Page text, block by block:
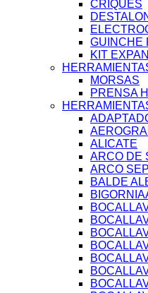
CRIQUES
GUINCHE
KIT
MORSAS
PRENSA
ALICATE
ARCO DE
ARCO
BALDE